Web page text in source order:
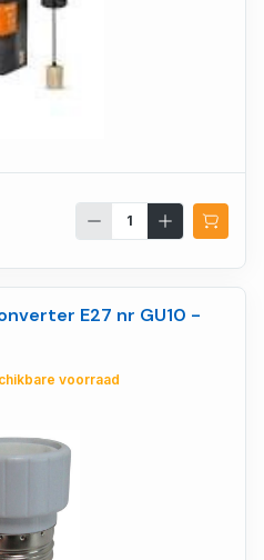
E27 nr GU10 -
voorraad